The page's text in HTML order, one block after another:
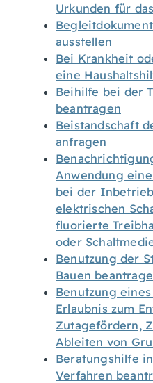
Urkunden für
ausstellen
Bei Krankheit
eine
Beihilfe bei der
beantragen
Beistandschaft
anfragen
Anwendung
bei der
elektrischen
fluorierte
oder
Benutzung der
Bauen
Benutzung
Erlaubnis zum
Zutagefördern,
Ableiten von
Beratungshilfe
Verfahren